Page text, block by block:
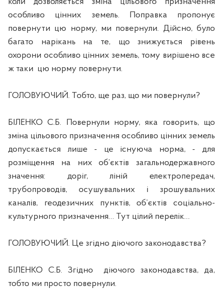
особливо цінних земель. Поправка пропонує
повернути цю норму, ми повернули. Дійсно, було
багато нарікань на те, що знижується рівень
охорони особливо цінних земель, тому вирішено все
ж таки цю норму повернути.
ГОЛОВУЮЧИЙ. Тобто, ще раз, що ми повернули?
БІЛЕНКО С.Б. Повернули норму, яка говорить, що
зміна цільового призначення особливо цінних земель
допускається лише - це існуюча норма, - для
розміщення на них об’єктів загальнодержавного
значення: доріг, ліній електропередач,
трубопроводів, осушувальних і зрошувальних
каналів, геодезичних пунктів, об’єктів соціально-
культурного призначення… Тут цілий перелік…
ГОЛОВУЮЧИЙ. Це згідно діючого законодавства?
БІЛЕНКО С.Б. Згідно
діючого законодавства, да,
тобто ми просто повернули.